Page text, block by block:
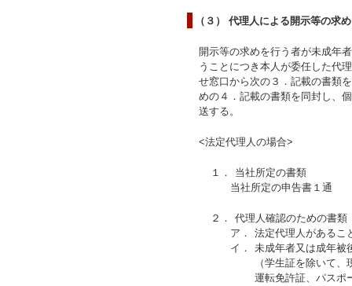
（３） 代理人による開示等の求め
開示等の求めを行う者が未成年
うことにつき本人が委任した代
せ窓口から次の３．記載の書類
めの４．記載の書類を同封し、
送する。
<法定代理人の場合>
１．
当社所定の書類
当社所定の申告書１通
２．
代理人確認のための書類
ア．
法定代理人があるこ
イ．
未成年者又は成年被
（学生証を除いて
運転免許証、パスポ